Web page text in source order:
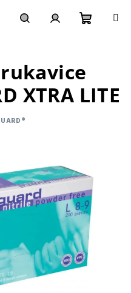
košík
XTRA LITE